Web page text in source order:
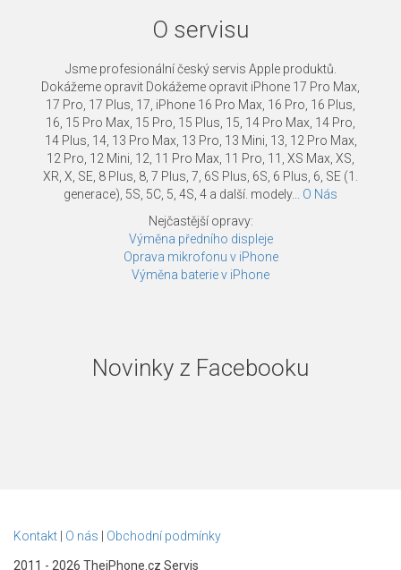
O servisu
Jsme profesionální český servis Apple produktů.
Dokážeme opravit Dokážeme opravit iPhone 17 Pro Max,
17 Pro, 17 Plus, 17, iPhone 16 Pro Max, 16 Pro, 16 Plus,
16, 15 Pro Max, 15 Pro, 15 Plus, 15, 14 Pro Max, 14 Pro,
14 Plus, 14, 13 Pro Max, 13 Pro, 13 Mini, 13, 12 Pro Max,
12 Pro, 12 Mini, 12, 11 Pro Max, 11 Pro, 11, XS Max, XS,
XR, X, SE, 8 Plus, 8, 7 Plus, 7, 6S Plus, 6S, 6 Plus, 6, SE (1.
generace), 5S, 5C, 5, 4S, 4 a další. modely... O Nás
Nejčastější opravy:
Výměna předního displeje
Oprava mikrofonu v iPhone
Výměna baterie v iPhone
Novinky z Facebooku
Kontakt O nás Obchodní podmínky
2011 - 2026 TheiPhone.cz Servis